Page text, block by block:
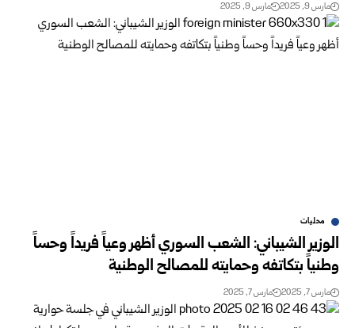
مارس 9, 2025 مارس 9, 2025
محليات
الوزير الشيباني: الشعب السوري أظهر وعياً فريداً وحساً
وطنياً بتكاتفه وحمايته للمصالح الوطنية
مارس 7, 2025 مارس 7, 2025